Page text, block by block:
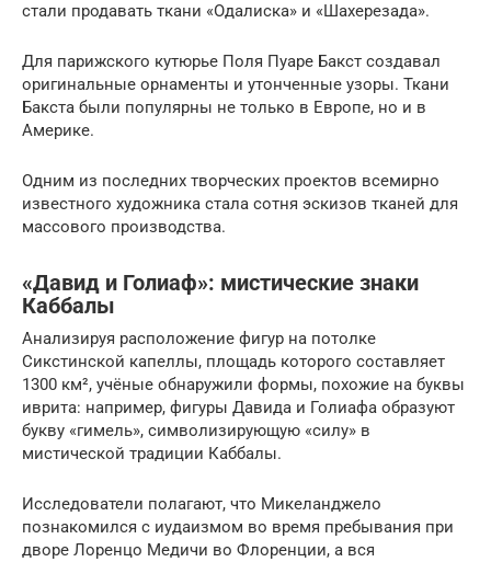
стали продавать ткани «Одалиска» и «Шахерезада».
Для парижского кутюрье Поля Пуаре Бакст создавал
оригинальные орнаменты и утонченные узоры. Ткани
Бакста были популярны не только в Европе, но и в
Америке.
Одним из последних творческих проектов всемирно
известного художника стала сотня эскизов тканей для
массового производства.
«Давид и Голиаф»: мистические знаки
Каббалы
Анализируя расположение фигур на потолке
Сикстинской капеллы, площадь которого составляет
1300 км², учёные обнаружили формы, похожие на буквы
иврита: например, фигуры Давида и Голиафа образуют
букву «гимель», символизирующую «силу» в
мистической традиции Каббалы.
Исследователи полагают, что Микеланджело
познакомился с иудаизмом во время пребывания при
дворе Лоренцо Медичи во Флоренции, а вся